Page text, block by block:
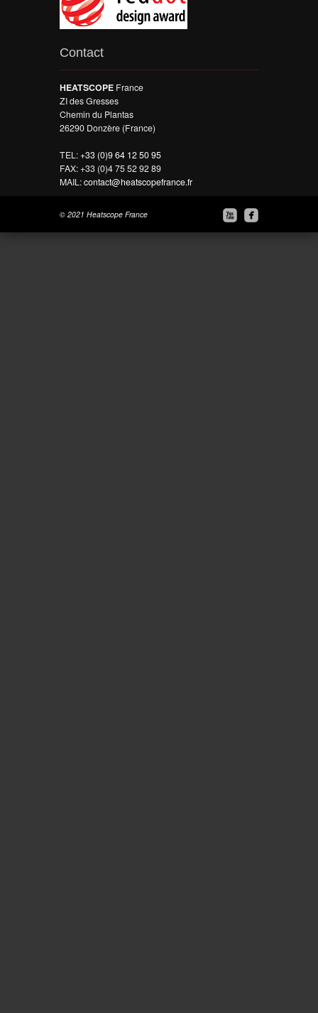
Contact
HEATSCOPE France
ZI des Gresses
Chemin du Plantas
26290 Donzère (France)
TEL:+33 (0)9 64 12 50 95
FAX: +33 (0)4 75 52 92 89
MAIL:contact@heatscopefrance.fr


© 2021 Heatscope France